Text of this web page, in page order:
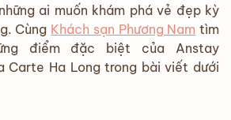
ai muốn khám phá vẻ đẹp kỳ
Cùng Khách sạn Phương Nam tìm
điểm đặc biệt của Anstay
Carte Ha Long trong bài viết dưới